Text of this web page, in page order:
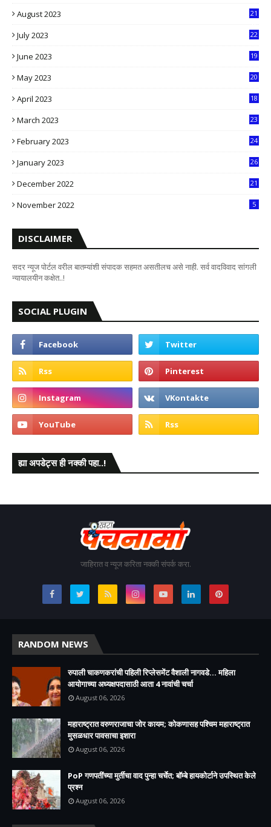
August 2023
21
July 2023
22
June 2023
19
May 2023
20
April 2023
18
March 2023
23
February 2023
24
January 2023
26
December 2022
21
November 2022 5
DISCLAIMER
सदर न्यूज पोर्टल वरील बातम्यांशी संपादक सहमत असतीलच असे नाही. सर्व वादविवाद सांगली
न्यायालयीन कक्षेत..!
SOCIAL PLUGIN
ह्या अपडेट्स ही नक्की पहा..!
जाहिरात व न्यूज करिता नक्की संपर्क करा.
RANDOM NEWS
रुपाली चाकणकरांची पहिली रिप्लेसमेंट वैशाली नागवडे... महिला
आयोगाच्या अध्यक्षपदासाठी आता 4 नावांची चर्चा
August 06, 2026
महाराष्ट्रात वरुणराजाचा जोर कायम; कोकणासह पश्चिम महाराष्ट्रात
मुसळधार पावसाचा इशारा
August 06, 2026
PoP गणपतींच्या मुर्तीचा वाद पुन्हा चर्चेत; बॉम्बे हायकोर्टाने उपस्थित केले
प्रश्न
August 06, 2026